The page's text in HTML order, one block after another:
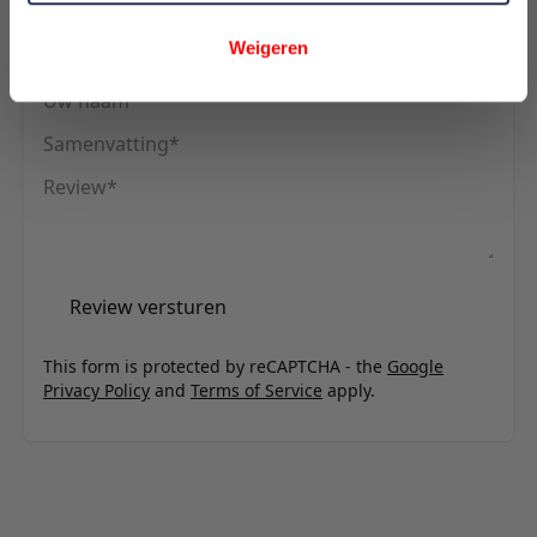
Weigeren
(Spring Mattress) - stof 525
Uw naam
Samenvatting
Review
Review versturen
This form is protected by reCAPTCHA - the Google
Privacy Policy and Terms of Service apply.